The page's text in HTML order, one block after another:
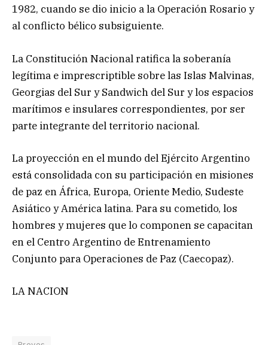
1982, cuando se dio inicio a la Operación Rosario y
al conflicto bélico subsiguiente.
La Constitución Nacional ratifica la soberanía
legítima e imprescriptible sobre las Islas Malvinas,
Georgias del Sur y Sandwich del Sur y los espacios
marítimos e insulares correspondientes, por ser
parte integrante del territorio nacional.
La proyección en el mundo del Ejército Argentino
está consolidada con su participación en misiones
de paz en África, Europa, Oriente Medio, Sudeste
Asiático y América latina. Para su cometido, los
hombres y mujeres que lo componen se capacitan
en el Centro Argentino de Entrenamiento
Conjunto para Operaciones de Paz (Caecopaz).
LA NACION